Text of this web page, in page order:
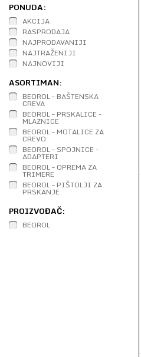
PONUDA:
AKCIJA
RASPRODAJA
NAJPRODAVANIJI
NAJTRAŽENIJI
NAJNOVIJI
ASORTIMAN:
BEOROL – BAŠTENSKA
CREVA
BEOROL – PRSKALICE -
MLAZNICE
BEOROL – MOTALICE ZA
CREVO
BEOROL – SPOJNICE -
ADAPTERI
BEOROL – OPREMA ZA
TRIMERE
BEOROL – PIŠTOLJI ZA
PRSKANJE
PROIZVOĐAČ:
BEOROL